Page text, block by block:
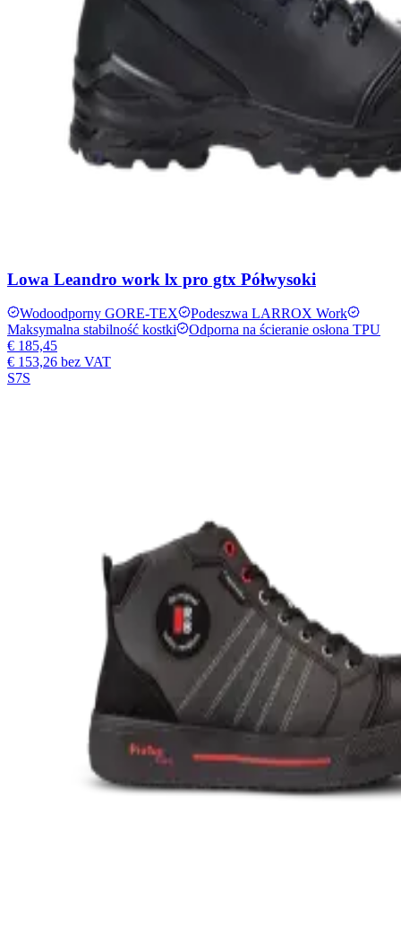
Lowa Leandro work lx pro gtx Półwysoki
Wodoodporny GORE-TEX
Podeszwa LARROX Work
Maksymalna stabilność kostki
Odporna na ścieranie osłona TPU
€ 185,45
€ 153,26 bez VAT
S7S